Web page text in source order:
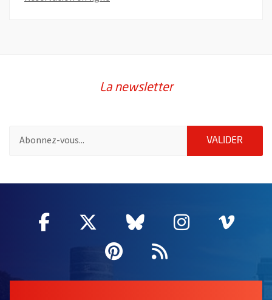
La newsletter
VALIDER
Facebook
, Ouvre une nouvelle fenêtre
Twitter
, Ouvre une nouvelle
Bluesky
, Ouvre une
Instagram
, Ouvre
,
Pinterest
, Ouvre une
Flux RSS